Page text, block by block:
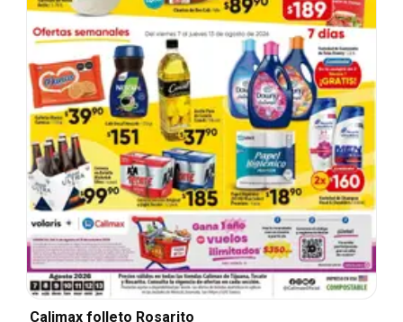
Calimax folleto Rosarito